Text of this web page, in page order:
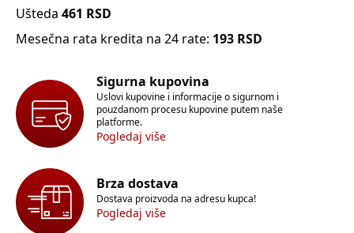
Ušteda 461 RSD
Mesečna rata kredita na 24 rate: 193 RSD
Sigurna kupovina
Uslovi kupovine i informacije o sigurnom i
pouzdanom procesu kupovine putem naše
platforme.
Pogledaj više
Brza dostava
Dostava proizvoda na adresu kupca!
Pogledaj više